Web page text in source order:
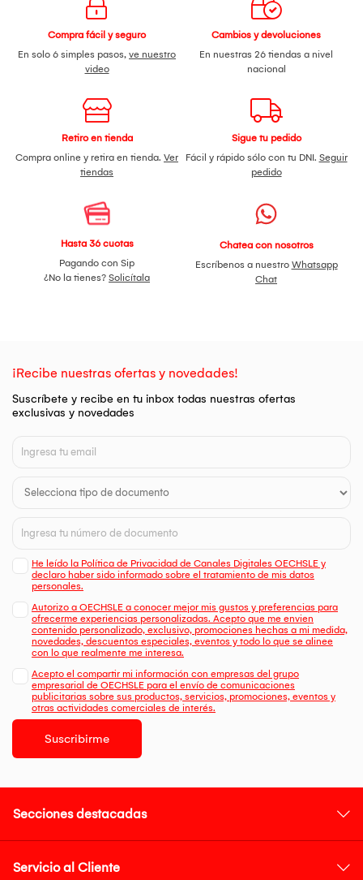
Compra fácil y seguro
En solo 6 simples pasos, ve nuestro
video
Cambios y devoluciones
En nuestras 26 tiendas a nivel
nacional
Retiro en tienda
Compra online y retira en tienda. Ver
tiendas
Sigue tu pedido
Fácil y rápido sólo con tu DNI. Seguir
pedido
Hasta 36 cuotas
Pagando con Sip
¿No la tienes? Solicítala
Chatea con nosotros
Escríbenos a nuestro Whatsapp
Chat
¡Recibe nuestras ofertas y novedades!
Suscríbete y recibe en tu inbox todas nuestras ofertas
exclusivas y novedades
He leído la Política de Privacidad de Canales Digitales OECHSLE y
declaro haber sido informado sobre el tratamiento de mis datos
personales.
Autorizo a OECHSLE a conocer mejor mis gustos y preferencias para
ofrecerme experiencias personalizadas. Acepto que me envien
contenido personalizado, exclusivo, promociones hechas a mi medida,
novedades, descuentos especiales, eventos y todo lo que se alinee
con lo que realmente me interesa.
Acepto el compartir mi información con empresas del grupo
empresarial de OECHSLE para el envío de comunicaciones
publicitarias sobre sus productos, servicios, promociones, eventos y
otras actividades comerciales de interés.
Suscribirme
Secciones destacadas
Servicio al Cliente